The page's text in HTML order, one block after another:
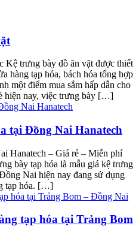
Kệ trưng bày đồ ăn vặt được thiết
hàng tạp hóa, bách hóa tổng hợp
một điểm mua sắm hấp dẫn cho
hiện nay, việc trưng bày […]
tại Đồng Nai Hanatech
Hanatech – Giá rẻ – Miễn phí
bày tạp hóa là mẫu giá kệ trưng
Nai hiện nay đang sử dụng
tạp hóa. […]
tạp hóa tại Trảng Bom